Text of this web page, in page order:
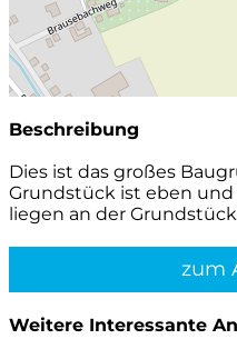
Beschreibung
Dies ist das großes
Grundstück ist eben und
liegen an der
zum
Weitere Interessante